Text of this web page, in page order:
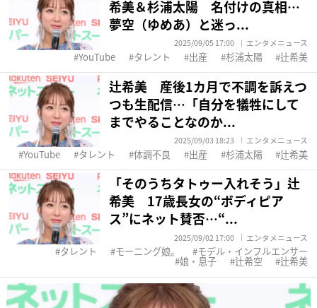
希美＆杉浦太陽 名付けの真相…
夢空（ゆめあ）と迷っ...
2025/09/05 17:00 エンタメニュース
YouTube タレント 出産 杉浦太陽 辻希美
辻希美 産後1カ月で不調を訴えつ
つも生配信…「自分を犠牲にして
までやることなのか...
2025/09/03 18:23 エンタメニュース
YouTube タレント 体調不良 出産 杉浦太陽 辻希美
「そのうちタトゥー入れそう」辻
希美 17歳長女の“ボディピア
ス”にネット賛否…“...
2025/09/02 17:00 エンタメニュース
タレント モーニング娘。 モデル・インフルエンサー
娘・息子 辻希空 辻希美